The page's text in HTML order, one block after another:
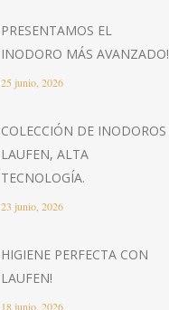
PRESENTAMOS EL
INODORO MÁS AVANZADO!
25 junio, 2026
COLECCIÓN DE INODOROS
LAUFEN, ALTA
TECNOLOGÍA.
23 junio, 2026
HIGIENE PERFECTA CON
LAUFEN!
18 junio, 2026